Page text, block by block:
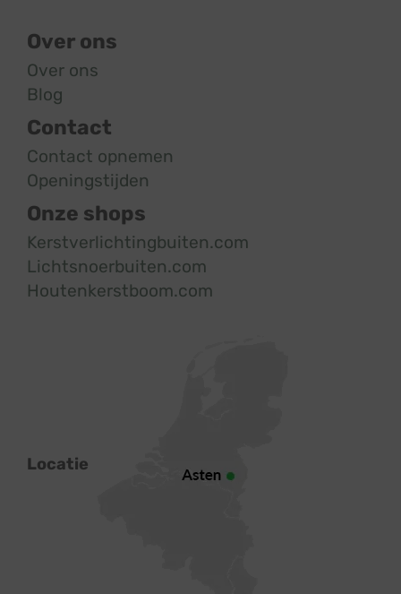
Over ons
Over ons
Blog
Contact
Contact opnemen
Openingstijden
Onze shops
Kerstverlichtingbuiten.com
Lichtsnoerbuiten.com
Houtenkerstboom.com
Locatie